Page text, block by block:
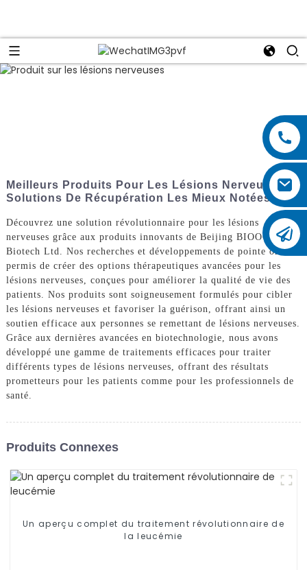
Meilleurs Produits Pour Les Lésions Nerveuses :
Solutions De Récupération Les Mieux Notées
Découvrez une solution révolutionnaire pour les lésions
nerveuses grâce aux produits innovants de Beijing BIOOCUS
Biotech Ltd. Nos recherches et développements de pointe ont
permis de créer des options thérapeutiques avancées pour les
lésions nerveuses, conçues pour améliorer la qualité de vie des
patients. Nos produits sont soigneusement formulés pour cibler
les lésions nerveuses et favoriser la guérison, offrant ainsi un
soutien efficace aux personnes se remettant de lésions nerveuses.
Grâce aux dernières avancées en biotechnologie, nous avons
développé une gamme de traitements efficaces pour traiter
différents types de lésions nerveuses, offrant des résultats
prometteurs pour les patients comme pour les professionnels de
santé.
Produits Connexes
Un aperçu complet du traitement révolutionnaire de
la leucémie